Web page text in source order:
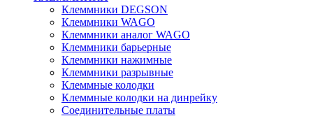
Клеммники DEGSON
Клеммники WAGO
Клеммники аналог WAGO
Клеммники барьерные
Клеммники нажимные
Клеммники разрывные
Клеммные колодки
Клеммные колодки на динрейку
Соединительные платы